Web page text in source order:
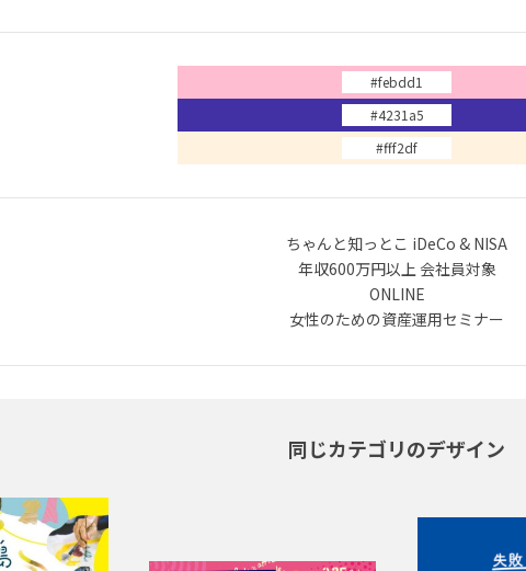
#febdd1
#4231a5
#fff2df
ちゃんと知っとこ iDeCo & NISA
年収600万円以上 会社員対象
ONLINE
女性のための資産運用セミナー
同じカテゴリのデザイン